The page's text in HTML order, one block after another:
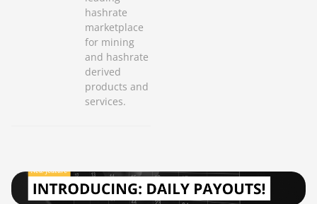
hashrate
marketplace
for mining
and hashrate
derived
products and
services.